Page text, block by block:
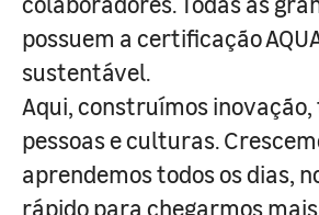
possuem a certificação
sustentável.
Aqui, construímos
pessoas e culturas.
aprendemos todos os dias,
rápido para chegarmos